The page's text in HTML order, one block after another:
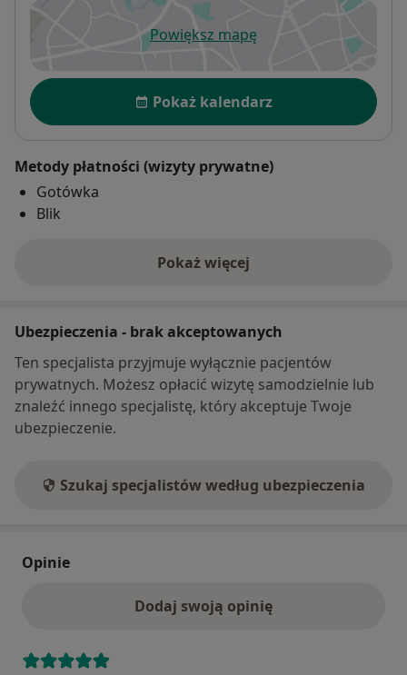
Powiększ mapęotwiera się w nowej karcie
Dostępność
Pokaż kalendarz
Metody płatności (wizyty prywatne)
Gotówka
Blik
Pokaż więcej
o adresie
Ubezpieczenia - brak akceptowanych
Ten specjalista przyjmuje wyłącznie pacjentów
prywatnych. Możesz opłacić wizytę samodzielnie lub
znaleźć innego specjalistę, który akceptuje Twoje
ubezpieczenie.
Szukaj specjalistów według ubezpieczenia
Opinie
Dodaj swoją opinię